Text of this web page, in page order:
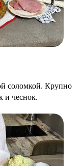
соломкой. Крупно
и чеснок.